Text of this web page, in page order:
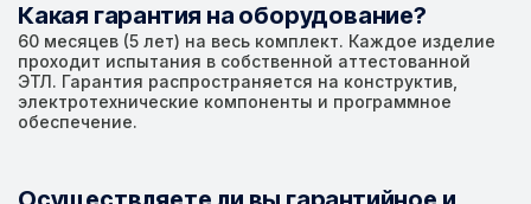
Какая гарантия на оборудование?
60 месяцев (5 лет) на весь комплект. Каждое изделие
проходит испытания в собственной аттестованной
ЭТЛ. Гарантия распространяется на конструктив,
электротехнические компоненты и программное
обеспечение.